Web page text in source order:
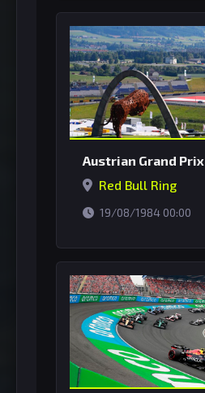
Austrian Grand Prix
Red Bull Ring
19/08/1984 00:00